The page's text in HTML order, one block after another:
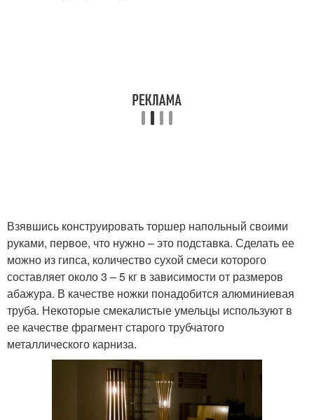
Взявшись конструировать торшер напольный своими
руками, первое, что нужно – это подставка. Сделать ее
можно из гипса, количество сухой смеси которого
составляет около 3 – 5 кг в зависимости от размеров
абажура. В качестве ножки понадобится алюминиевая
труба. Некоторые смекалистые умельцы используют в
ее качестве фрагмент старого трубчатого
металлического карниза.